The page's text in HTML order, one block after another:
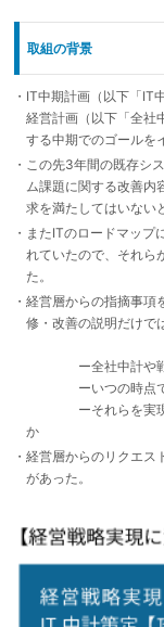
取組の背景
IT中期計画（以下「IT
経営計画（以下「全社
する中期でのゴールを
この先3年間の既存シ
ム課題に関する改善内
求を満たしてはいない
またITのロードマップ
れていたので、それら
た。
経営層からの指摘事項
修・改善の説明だけで
ー全社中計や戦略
ーいつの時点でど
ーそれらを実現す
か
経営層からのリクエス
があった。